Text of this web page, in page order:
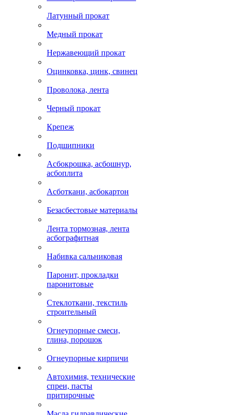
Латунный прокат
Медный прокат
Нержавеющий прокат
Оцинковка, цинк, свинец
Проволока, лента
Черный прокат
Крепеж
Подшипники
Асбокрошка, асбошнур,
асбоплита
Асботкани, асбокартон
Безасбестовые материалы
Лента тормозная, лента
асбографитная
Набивка сальниковая
Паронит, прокладки
паронитовые
Стеклоткани, текстиль
строительный
Огнеупорные смеси,
глина, порошок
Огнеупорные кирпичи
Автохимия, технические
спреи, пасты
притирочные